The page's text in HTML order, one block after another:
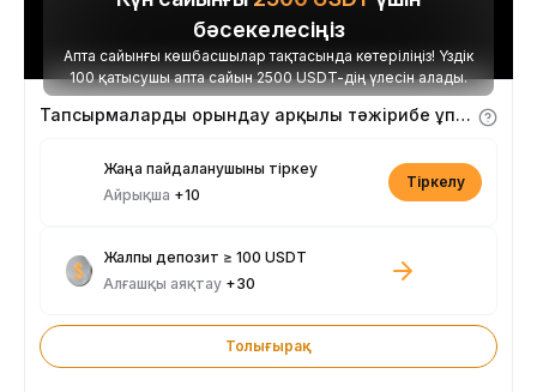
бәсекелесіңіз
Апта сайынғы көшбасшылар тақтасында көтеріліңіз! Үздік
100 қатысушы апта сайын 2500 USDT-дің үлесін алады.
Тапсырмаларды орындау арқылы тәжірибе ұпайларын алыңыз
Жаңа пайдаланушыны тіркеу
Айрықша +10
Тіркелу
Жалпы депозит ≥ 100 USDT
Алғашқы аяқтау +30
Толығырақ